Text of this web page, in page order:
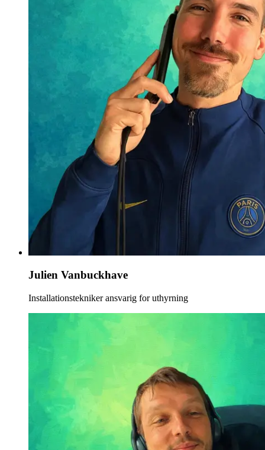
Julien Vanbuckhave
Installationstekniker ansvarig for uthyrning